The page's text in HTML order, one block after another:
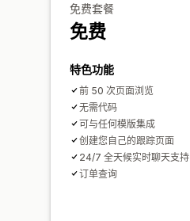
免费套餐
免费
特色功能
前 50 次页面浏览
无需代码
可与任何模版集成
创建您自己的跟踪页面
24/7 全天候实时聊天支持
订单查询